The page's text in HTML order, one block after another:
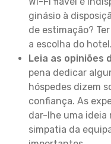
ginásio à
de estimação?
a escolha do hotel.
Leia as opiniões
pena dedicar
hóspedes dizem
confiança. As
dar-lhe uma ideia
simpatia da